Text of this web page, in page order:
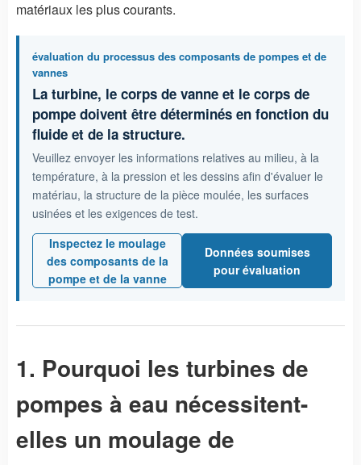
matériaux les plus courants.
évaluation du processus des composants de pompes et de
vannes
La turbine, le corps de vanne et le corps de
pompe doivent être déterminés en fonction du
fluide et de la structure.
Veuillez envoyer les informations relatives au milieu, à la
température, à la pression et les dessins afin d'évaluer le
matériau, la structure de la pièce moulée, les surfaces
usinées et les exigences de test.
Inspectez le moulage
des composants de la
pompe et de la vanne
Données soumises
pour évaluation
1. Pourquoi les turbines de
pompes à eau nécessitent-
elles un moulage de